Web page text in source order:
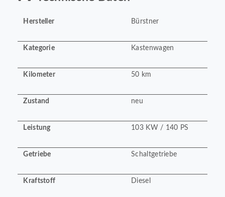
Hersteller Bürstner
Kategorie Kastenwagen
Kilometer 50 km
Zustand neu
Leistung 103 KW / 140 PS
Getriebe Schaltgetriebe
Kraftstoff Diesel